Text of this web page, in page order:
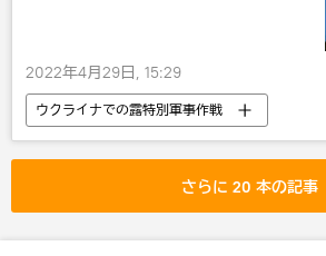
2022年4月29日, 15:29
ウクライナでの露特別軍事作戦
グテーレス事務総長
国連
ウォロディミル・ゼレンスキー
ウラジーミル・プーチン
さらに 20 本の記事